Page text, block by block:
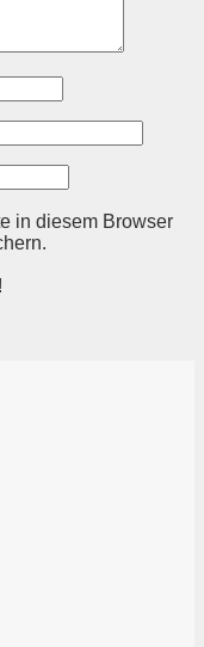
in diesem Browser